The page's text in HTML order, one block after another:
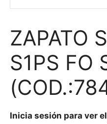
ZAPATO
S1PS FO
Inicia sesión para ver